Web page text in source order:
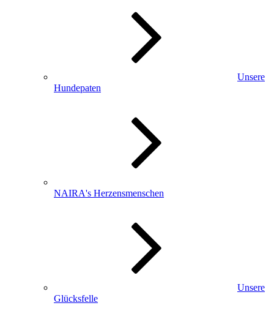
Unsere
Hundepaten
NAIRA's Herzensmenschen
Unsere
Glücksfelle